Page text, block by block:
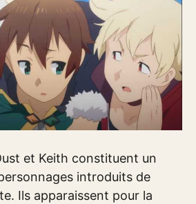
et Keith constituent un
introduits de
Ils apparaissent pour la